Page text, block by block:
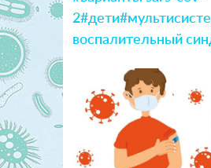
2#дети
воспалительный